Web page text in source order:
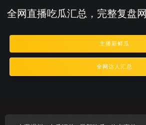
全网直播吃瓜汇总，完整复盘
主播新鲜瓜
全网达人汇总